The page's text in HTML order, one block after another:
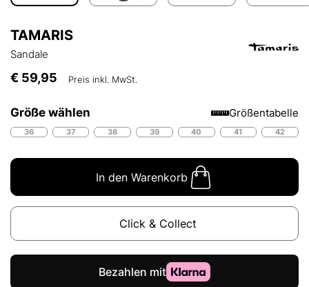
TAMARIS
Sandale
€ 59,95 Preis inkl. MwSt.
Größe wählen Größentabelle
36 37 38 39 40 41 42
In den Warenkorb
Click & Collect